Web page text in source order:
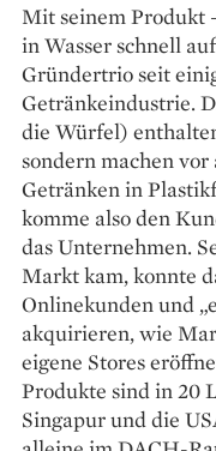
Mit seinem Produkt
in Wasser schnell
Gründertrio seit
Getränkeindustrie.
die Würfel)
sondern machen
Getränken in
komme also den
das Unternehmen.
Markt kam, konnte
Onlinekunden und
akquirieren, wie
eigene Stores
Produkte sind in 20
Singapur und die